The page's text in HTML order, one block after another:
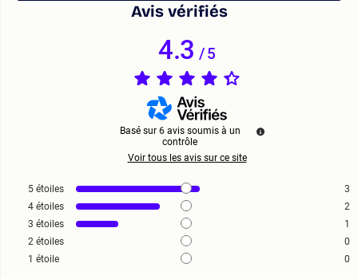
Avis vérifiés
4.3/5
Basé sur 6 avis soumis à un
contrôle
Voir tous les avis sur ce site
5 étoiles
3
4 étoiles
2
3 étoiles
1
2 étoiles
0
1 étoile 0